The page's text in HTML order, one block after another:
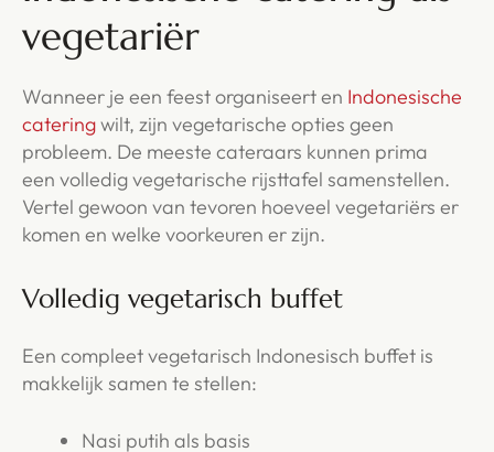
vegetariër
Wanneer je een feest organiseert en Indonesische
cateringwilt, zijn vegetarische opties geen
probleem. De meeste cateraars kunnen prima
een volledig vegetarische rijsttafel samenstellen.
Vertel gewoon van tevoren hoeveel vegetariërs er
komen en welke voorkeuren er zijn.
Volledig vegetarisch buffet
Een compleet vegetarisch Indonesisch buffet is
makkelijk samen te stellen:
Nasi putih als basis